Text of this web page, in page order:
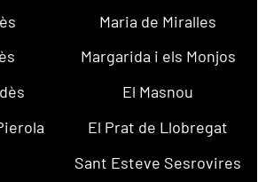
Maria de Miralles
Margarida i els Monjos
El Masnou
El Prat de Llobregat
Sant Esteve Sesrovires